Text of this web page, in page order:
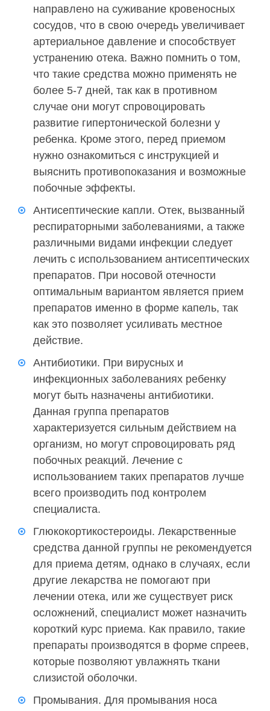
направлено на суживание кровеносных
сосудов, что в свою очередь увеличивает
артериальное давление и способствует
устранению отека. Важно помнить о том,
что такие средства можно применять не
более 5-7 дней, так как в противном
случае они могут спровоцировать
развитие гипертонической болезни у
ребенка. Кроме этого, перед приемом
нужно ознакомиться с инструкцией и
выяснить противопоказания и возможные
побочные эффекты.
Антисептические капли. Отек, вызванный
респираторными заболеваниями, а также
различными видами инфекции следует
лечить с использованием антисептических
препаратов. При носовой отечности
оптимальным вариантом является прием
препаратов именно в форме капель, так
как это позволяет усиливать местное
действие.
Антибиотики. При вирусных и
инфекционных заболеваниях ребенку
могут быть назначены антибиотики.
Данная группа препаратов
характеризуется сильным действием на
организм, но могут спровоцировать ряд
побочных реакций. Лечение с
использованием таких препаратов лучше
всего производить под контролем
специалиста.
Глюкокортикостероиды. Лекарственные
средства данной группы не рекомендуется
для приема детям, однако в случаях, если
другие лекарства не помогают при
лечении отека, или же существует риск
осложнений, специалист может назначить
короткий курс приема. Как правило, такие
препараты производятся в форме спреев,
которые позволяют увлажнять ткани
слизистой оболочки.
Промывания. Для промывания носа